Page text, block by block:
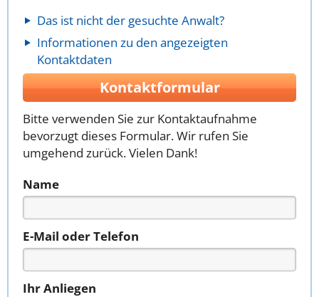
Das ist nicht der gesuchte Anwalt?
Informationen zu den angezeigten
Kontaktdaten
Kontaktformular
Bitte verwenden Sie zur Kontaktaufnahme
bevorzugt dieses Formular. Wir rufen Sie
umgehend zurück. Vielen Dank!
Name
E-Mail oder Telefon
Ihr Anliegen